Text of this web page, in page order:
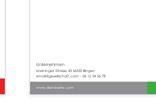
www.deineseite.com
email@gesellschaft.com - 06 12 34 56 78
Unternehmen
Meininger Strasse 43 66550 Illingen